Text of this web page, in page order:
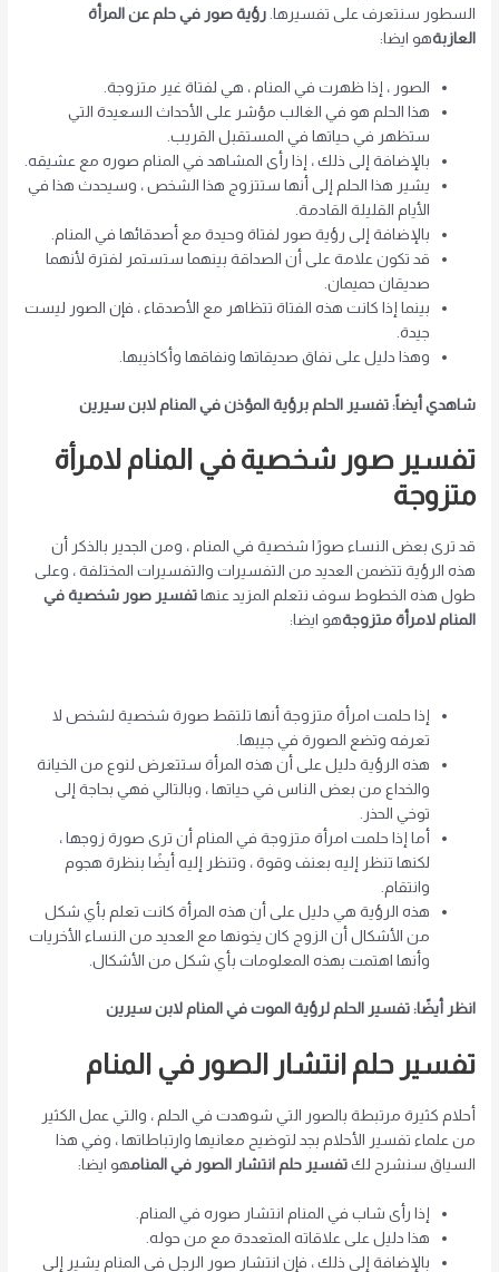
السطور سنتعرف على تفسيرها. رؤية صور في حلم عن المرأة
العازبةهو ايضا:
الصور ، إذا ظهرت في المنام ، هي لفتاة غير متزوجة.
هذا الحلم هو في الغالب مؤشر على الأحداث السعيدة التي
ستظهر في حياتها في المستقبل القريب.
بالإضافة إلى ذلك ، إذا رأى المشاهد في المنام صوره مع عشيقه.
يشير هذا الحلم إلى أنها ستتزوج هذا الشخص ، وسيحدث هذا في
الأيام القليلة القادمة.
بالإضافة إلى رؤية صور لفتاة وحيدة مع أصدقائها في المنام.
قد تكون علامة على أن الصداقة بينهما ستستمر لفترة لأنهما
صديقان حميمان.
بينما إذا كانت هذه الفتاة تتظاهر مع الأصدقاء ، فإن الصور ليست
جيدة.
وهذا دليل على نفاق صديقاتها ونفاقها وأكاذيبها.
شاهدي أيضاً: تفسير الحلم برؤية المؤذن في المنام لابن سيرين
تفسير صور شخصية في المنام لامرأة
متزوجة
قد ترى بعض النساء صورًا شخصية في المنام ، ومن الجدير بالذكر أن
هذه الرؤية تتضمن العديد من التفسيرات والتفسيرات المختلفة ، وعلى
طول هذه الخطوط سوف نتعلم المزيد عنهاتفسير صور شخصية في
المنام لامرأة متزوجةهو ايضا:
إذا حلمت امرأة متزوجة أنها تلتقط صورة شخصية لشخص لا
تعرفه وتضع الصورة في جيبها.
هذه الرؤية دليل على أن هذه المرأة ستتعرض لنوع من الخيانة
والخداع من بعض الناس في حياتها ، وبالتالي فهي بحاجة إلى
توخي الحذر.
أما إذا حلمت امرأة متزوجة في المنام أن ترى صورة زوجها ،
لكنها تنظر إليه بعنف وقوة ، وتنظر إليه أيضًا بنظرة هجوم
وانتقام.
هذه الرؤية هي دليل على أن هذه المرأة كانت تعلم بأي شكل
من الأشكال أن الزوج كان يخونها مع العديد من النساء الأخريات
وأنها اهتمت بهذه المعلومات بأي شكل من الأشكال.
انظر أيضًا: تفسير الحلم لرؤية الموت في المنام لابن سيرين
تفسير حلم انتشار الصور في المنام
أحلام كثيرة مرتبطة بالصور التي شوهدت في الحلم ، والتي عمل الكثير
من علماء تفسير الأحلام بجد لتوضيح معانيها وارتباطاتها ، وفي هذا
السياق سنشرح لك تفسير حلم انتشار الصور في المنامهو ايضا:
إذا رأى شاب في المنام انتشار صوره في المنام.
هذا دليل على علاقاته المتعددة مع من حوله.
بالإضافة إلى ذلك ، فإن انتشار صور الرجل في المنام يشير إلى